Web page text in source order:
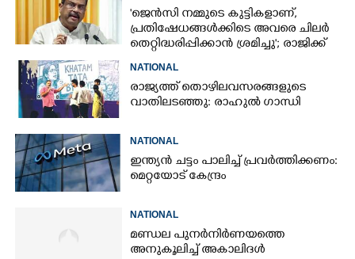
'ജെൻസി നമ്മുടെ കുട്ടികളാണ്,
പ്രതിഷേധങ്ങൾക്കിടെ അവരെ ചിലർ
തെറ്റിദ്ധരിപ്പിക്കാൻ ശ്രമിച്ചു'; രാജിക്ക്
ധർമ്മേന്ദ്ര പ്രധാൻ
NATIONAL
രാജ്യത്ത് തൊഴിലവസരങ്ങളുടെ
വാതിലടഞ്ഞു: രാഹുൽ ഗാന്ധി
NATIONAL
ഇന്ത്യൻ ചട്ടം പാലിച്ച് പ്രവർത്തിക്കണം:
മെറ്റയോട് കേന്ദ്രം
NATIONAL
മണ്ഡല പുനർനിർണയത്തെ
അനുകൂലിച്ച് അകാലിദൾ